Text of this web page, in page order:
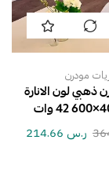
مودرن
لون الانارة
ر.س